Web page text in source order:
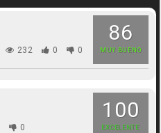
86
MUY BUENO
232 0 0
100
EXCELENTE
0